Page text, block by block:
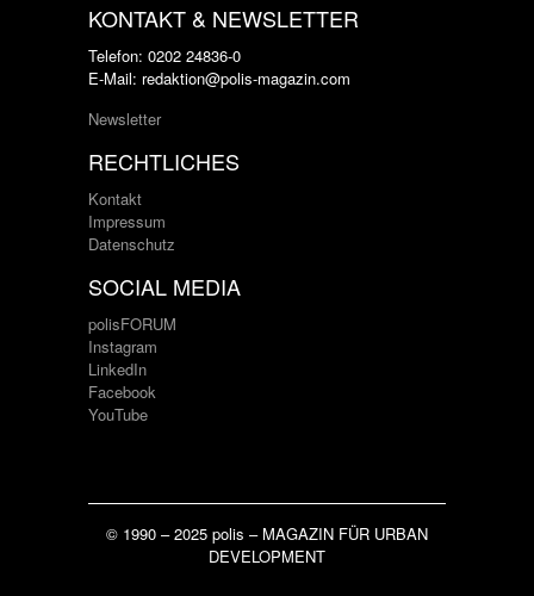
KONTAKT & NEWSLETTER
Telefon: 0202 24836-0
E-Mail: redaktion@polis-magazin.com
Newsletter
RECHTLICHES
Kontakt
Impressum
Datenschutz
SOCIAL MEDIA
polisFORUM
Instagram
LinkedIn
Facebook
YouTube
© 1990 – 2025 polis – MAGAZIN FÜR URBAN
DEVELOPMENT